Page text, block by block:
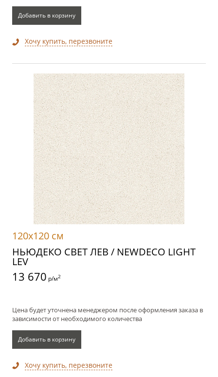
Добавить в корзину
Хочу купить, перезвоните
120x120 см
НЬЮДЕКО СВЕТ ЛЕВ / NEWDECO LIGHT
LEV
13 670 р/м2
Цена будет уточнена менеджером после оформления заказа в
зависимости от необходимого количества
Добавить в корзину
Хочу купить, перезвоните